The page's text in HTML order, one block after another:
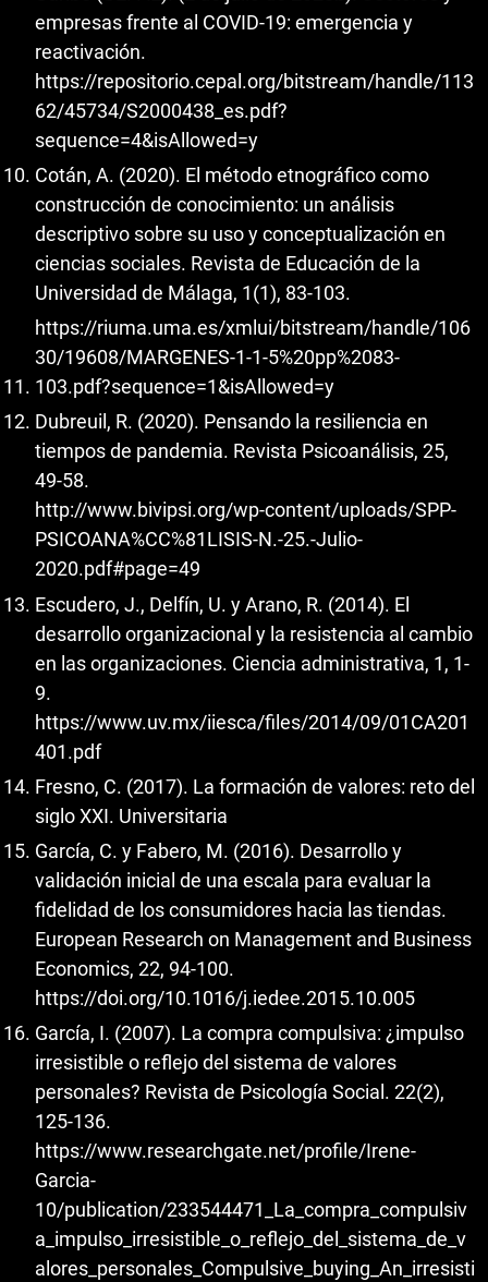
empresas frente al COVID-19: emergencia y
reactivación.
https://repositorio.cepal.org/bitstream/handle/113
62/45734/S2000438_es.pdf?
sequence=4&isAllowed=y
Cotán, A. (2020). El método etnográfico como
construcción de conocimiento: un análisis
descriptivo sobre su uso y conceptualización en
ciencias sociales. Revista de Educación de la
Universidad de Málaga, 1(1), 83-103.
https://riuma.uma.es/xmlui/bitstream/handle/106
30/19608/MARGENES-1-1-5%20pp%2083-
103.pdf?sequence=1&isAllowed=y
Dubreuil, R. (2020). Pensando la resiliencia en
tiempos de pandemia. Revista Psicoanálisis, 25,
49-58.
http://www.bivipsi.org/wp-content/uploads/SPP-
PSICOANA%CC%81LISIS-N.-25.-Julio-
2020.pdf#page=49
Escudero, J., Delfín, U. y Arano, R. (2014). El
desarrollo organizacional y la resistencia al cambio
en las organizaciones. Ciencia administrativa, 1, 1-
9.
https://www.uv.mx/iiesca/files/2014/09/01CA201
401.pdf
Fresno, C. (2017). La formación de valores: reto del
siglo XXI. Universitaria
García, C. y Fabero, M. (2016). Desarrollo y
validación inicial de una escala para evaluar la
fidelidad de los consumidores hacia las tiendas.
European Research on Management and Business
Economics, 22, 94-100.
https://doi.org/10.1016/j.iedee.2015.10.005
García, I. (2007). La compra compulsiva: ¿impulso
irresistible o reflejo del sistema de valores
personales? Revista de Psicología Social. 22(2),
125-136.
https://www.researchgate.net/profile/Irene-
Garcia-
10/publication/233544471_La_compra_compulsiv
a_impulso_irresistible_o_reflejo_del_sistema_de_v
alores_personales_Compulsive_buying_An_irresisti